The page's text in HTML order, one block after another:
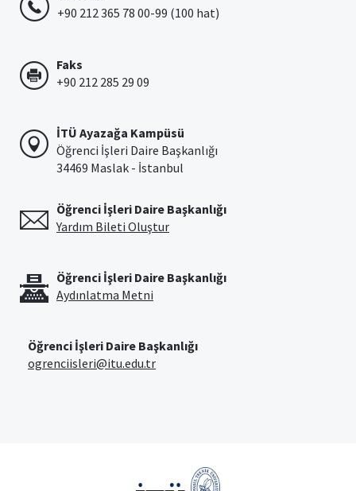
+90 212 365 78 00-99 (100 hat)
Faks
+90 212 285 29 09
İTÜ Ayazağa Kampüsü
Öğrenci İşleri Daire Başkanlığı
34469 Maslak - İstanbul
Öğrenci İşleri Daire Başkanlığı
Yardım Bileti Oluştur
Öğrenci İşleri Daire Başkanlığı
Aydınlatma Metni
Öğrenci İşleri Daire Başkanlığı
ogrenciisleri@itu.edu.tr